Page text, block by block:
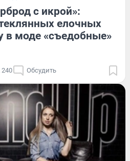
с икрой»:
елочных
в моде «съедобные»
240 Обсудить